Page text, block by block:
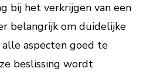
bij het verkrijgen van een
belangrijk om duidelijke
aspecten goed te
beslissing wordt